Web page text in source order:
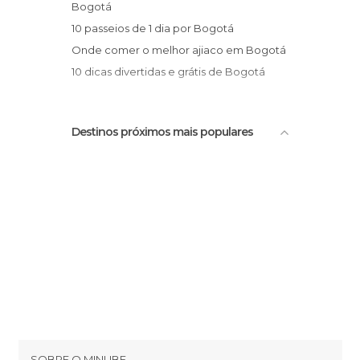
Polidesportivos em Bogotá
Praças em Bogotá
Reservas Naturais em Bogotá
Ruas em Bogotá
Zonas de Compras em Bogotá
Bogotá
10 passeios de 1 dia por Bogotá
Onde comer o melhor ajiaco em Bogotá
10 dicas divertidas e grátis de Bogotá
Destinos próximos mais populares